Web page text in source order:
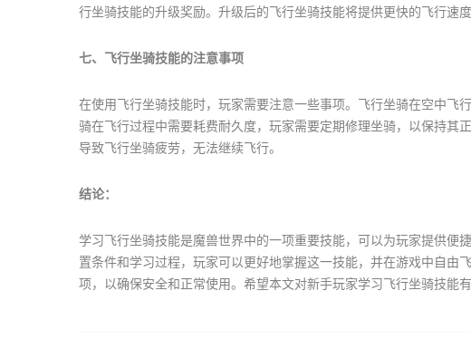
行坐骑技能的升级奖励。升级后的飞行坐骑技能将提供更快的飞行速
七、飞行坐骑技能的注意事项
在使用飞行坐骑技能时，玩家需要注意一些事项。飞行坐骑在空中飞
骑在飞行过程中需要耗费耐久度，玩家需要定期修理坐骑，以保持
导致飞行坐骑疲劳，无法继续飞行。
结论：
学习飞行坐骑技能是魔兽世界中的一项重要技能，可以为玩家提供
置条件和学习过程，玩家可以更好地掌握这一技能，并在游戏中自
项，以确保安全和正常使用。希望本文对新手玩家学习飞行坐骑技能有